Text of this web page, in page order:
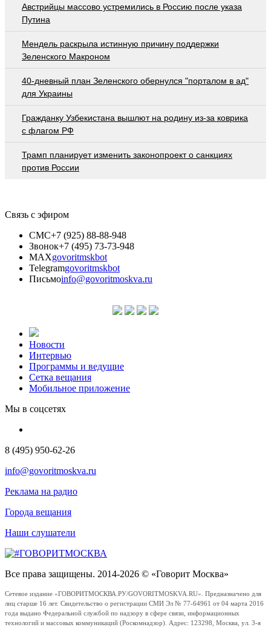
Австрийцы массово устремились в Россию после указа
Путина
Мендель раскрыла истинную причину поддержки
Зеленского Макроном
40-дневный план Зеленского обернулся "порталом в ад"
для Украины
Гражданку Узбекистана вышлют на родину из-за коврика
с флагом РФ
Трамп планирует изменить законопроект о санкциях
против России
Связь с эфиром
СМС+7 (925) 88-88-948
Звонок+7 (495) 73-73-948
MAXgovoritmskbot
Telegramgovoritmskbot
Письмоinfo@govoritmoskva.ru
Новости
Интервью
Программы и ведущие
Сетка вещания
Мобильное приложение
Мы в соцсетях
8 (495) 950-62-26
info@govoritmoskva.ru
Реклама на радио
Города вещания
Наши слушатели
Все права защищены. 2014-2026 © «Говорит Москва»
Сетевое издание «ГОВОРИТМОСКВА.РУ/GOVORITMOSKVA.RU». Предназначено для
лиц старше 16 лет. Свидетельство о регистрации СМИ Эл № 77-64961 от 04 марта 2016
года выдано Федеральной службой по надзору в сфере связи, информационных
технологий и массовых коммуникаций (Роскомнадзор). Адрес: 123298, Москва, ул. 3-я